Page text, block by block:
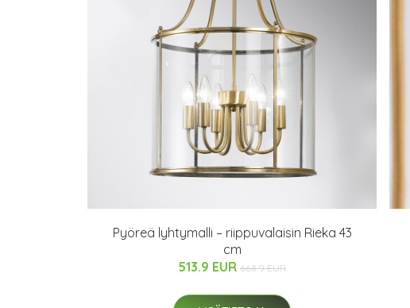
Pyöreä lyhtymalli – riippuvalaisin Rieka 43
cm
513.9 EUR 668.9 EUR